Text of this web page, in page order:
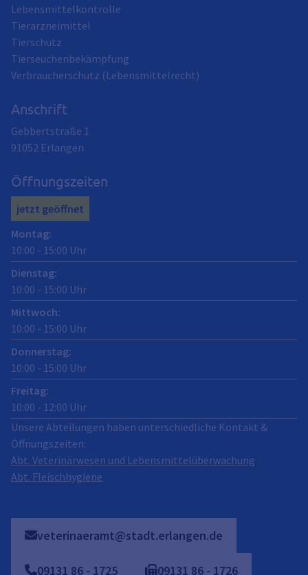
Lebensmittelkontrolle
Tierarzneimittel
Tierschutz
Tierseuchenbekämpfung
Verbraucherschutz (Lebensmittelrecht)
Anschrift
Gebbertstraße 1
91052 Erlangen
Öffnungszeiten
jetzt geöffnet
Montag:
10:00 - 15:00 Uhr
Dienstag:
10:00 - 15:00 Uhr
Mittwoch:
10:00 - 15:00 Uhr
Donnerstag:
10:00 - 15:00 Uhr
Freitag:
10:00 - 12:00 Uhr
Unsere Abteilungen haben unterschiedliche Kontakt &
Öffnungszeiten:
Abt. Veterinärwesen und Lebensmittelüberwachung
Abt. Fleischhygiene
veterinaeramt@stadt.erlangen.de
09131 86 - 1725 09131 86 - 1726